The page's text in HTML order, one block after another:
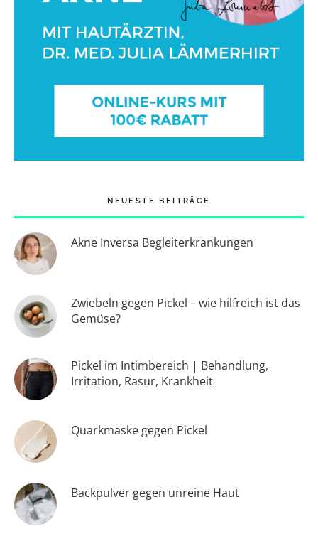
NEUESTE BEITRÄGE
Akne Inversa Begleiterkrankungen
Zwiebeln gegen Pickel – wie hilfreich ist das
Gemüse?
Pickel im Intimbereich | Behandlung,
Irritation, Rasur, Krankheit
Quarkmaske gegen Pickel
Backpulver gegen unreine Haut